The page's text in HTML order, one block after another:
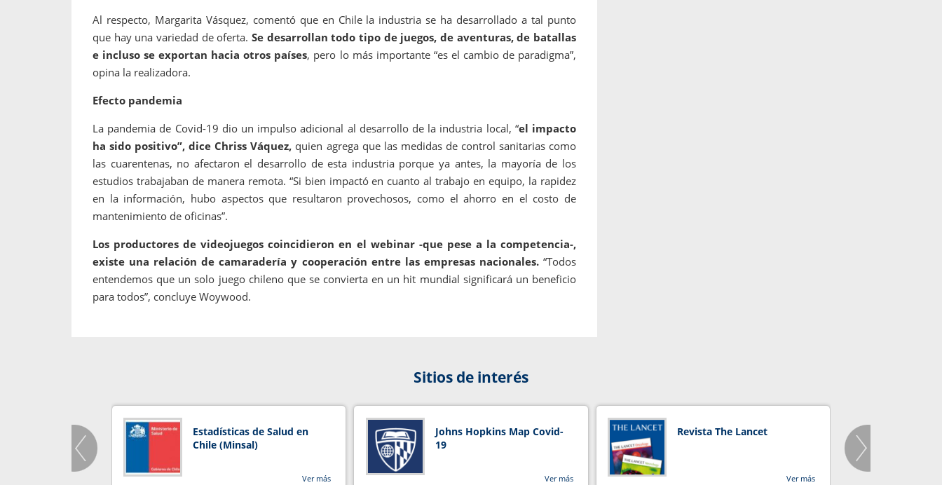
Al respecto, Margarita Vásquez, comentó que en Chile la industria se ha desarrollado a tal punto
que hay una variedad de oferta. Se desarrollan todo tipo de juegos, de aventuras, de batallas
e incluso se exportan hacia otros países, pero lo más importante “es el cambio de paradigma”,
opina la realizadora.
Efecto pandemia
La pandemia de Covid-19 dio un impulso adicional al desarrollo de la industria local, “el impacto
ha sido positivo”, dice Chriss Váquez, quien agrega que las medidas de control sanitarias como
las cuarentenas, no afectaron el desarrollo de esta industria porque ya antes, la mayoría de los
estudios trabajaban de manera remota. “Si bien impactó en cuanto al trabajo en equipo, la rapidez
en la información, hubo aspectos que resultaron provechosos, como el ahorro en el costo de
mantenimiento de oficinas”.
Los productores de videojuegos coincidieron en el webinar -que pese a la competencia-,
existe una relación de camaradería y cooperación entre las empresas nacionales.“Todos
entendemos que un solo juego chileno que se convierta en un hit mundial significará un beneficio
para todos”, concluye Woywood.
Sitios de interés
Estadísticas de Salud en
Chile (Minsal)
Ver más
Johns Hopkins Map Covid-
19
Ver más
Revista The Lancet
Ver más